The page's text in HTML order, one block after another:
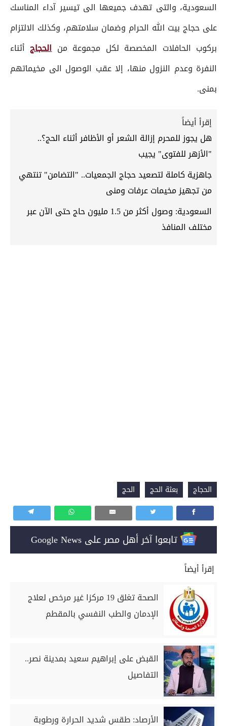
السعودية، والتى تهدف جميعها الى تيسير آداء المناسك
على حجاج بيت الله الحرام وضمان سلامتهم، وكذلك الالتزام
بركوب الحافلات المخصصة لكل مجموعة منالحجاجأثناء
النفرة وعدم النزول منها، إلا عقب الوصول الى مخيماتهم
بمنى.
إقرأ أيضاً
هل يجوز للمحرم إزالة الشعر أو الأظافر أثناء الحج؟..
"الأزهر للفتوى" يجيب
جاهزية كاملة لتصعيد حجاج الجمعيات.. "التضامن" تنتهي
من تجهيز مخيمات عرفات ومنى
السعودية: وصول أكثر من 1.5 مليون حاج حتى الآن عبر
مختلف المنافذ
الحجاج بعثة الحج الحج
تابعوا آخر أهل مصر على Google News
إقرأ أيضاً
الصحة تغلق 19 مركزا غير مرخص لعلاج
الإدمان والطب النفسي بالمقطم
القبض على إبراهيم سعيد بمدينة نصر..
التفاصيل
الأرصاد: طقس شديد الحرارة ورطوبة